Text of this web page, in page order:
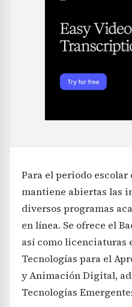
Para el periodo escolar
mantiene abiertas las
diversos programas
en línea. Se ofrece el
así como licenciaturas
Tecnologías para el
y Animación Digital,
Tecnologías